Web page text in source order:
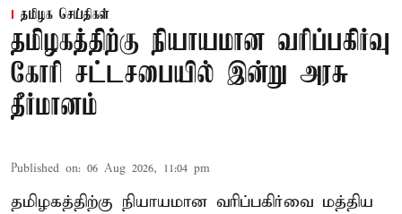
தமிழக செய்திகள்
தமிழகத்திற்கு நியாயமான வரிப்பகிர்வு
கோரி சட்டசபையில் இன்று அரசு
தீர்மானம்
Published on: 06 Aug 2026, 11:04 pm
தமிழகத்திற்கு நியாயமான வரிப்பகிர்வை மத்திய